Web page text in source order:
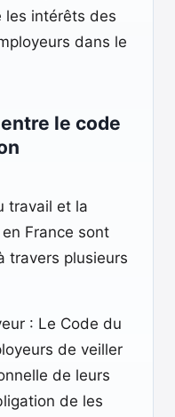
les intérêts des
dans le
le code
travail et la
France sont
travers plusieurs
: Le Code du
de veiller
de leurs
de les